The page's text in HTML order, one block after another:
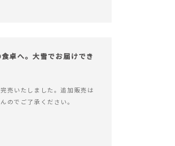
卓へ。大雪でお届けでき
売いたしました。追加販売は
のでご了承ください。